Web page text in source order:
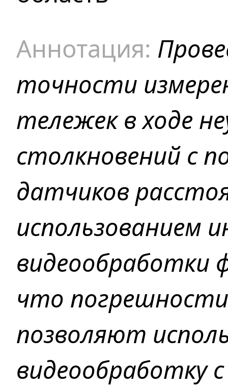
точности
тележек в ходе
столкновений с
датчиков
использованием
видеообработки
что
позволяют
видеообработку